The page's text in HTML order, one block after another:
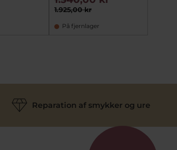
1.925,00 kr
På fjernlager
Reparation af smykker og ure